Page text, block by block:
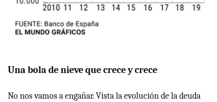
Una bola de nieve que crece y crece
No nos vamos a engañar. Vista la evolución de la deuda